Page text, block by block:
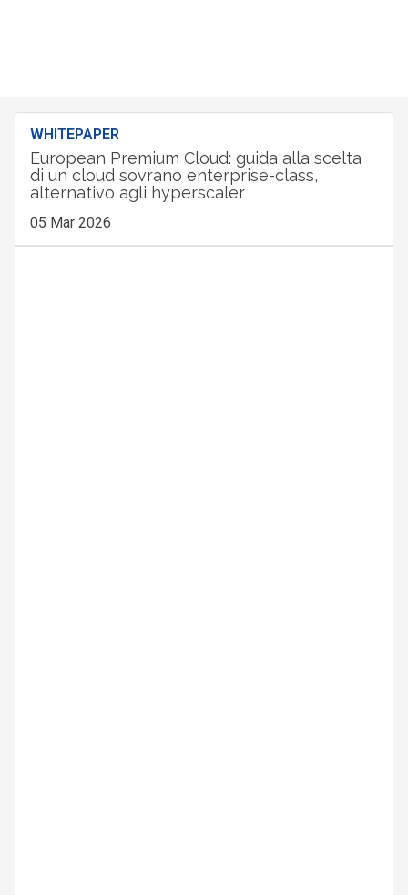
WHITEPAPER
European Premium Cloud: guida alla scelta
di un cloud sovrano enterprise-class,
alternativo agli hyperscaler
05 Mar 2026